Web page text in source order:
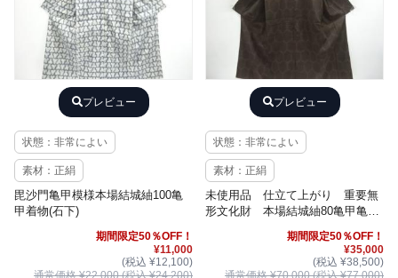
プレビュー
状態：非常によい
素材：正絹
毘沙門亀甲模様本場結城紬100亀
甲着物(石下)
期間限定50％OFF！
¥11,000
(税込 ¥12,100)
プレビュー
状態：非常によい
素材：正絹
未使用品 仕立て上がり 重要無
形文化財 本場結城紬80亀甲亀甲
期間限定50％OFF！
¥35,000
(税込 ¥38,500)